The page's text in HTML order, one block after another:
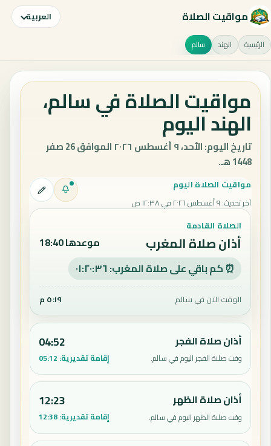
مواقيت الصلاة العربية
الرئيسية الهند سالم
مواقيت الصلاة في سالم،
الهند اليوم
تاريخ اليوم: الأحد، ٩ أغسطس ٢٠٢٦ الموافق 26 صفر
1448 هـ.
مواقيت الصلاة اليوم
آخر تحديث: ٩ أغسطس ٢٠٢٦ في ١٢:٣٨ ص
الصلاة القادمة
أذان صلاة المغرب موعدها 18:40
⏰ كم باقي على صلاة المغرب: ٠١:٢٠:٣٥
الوقت الآن في سالم ٥:١٩ م
أذان صلاة الفجر
وقت صلاة الفجر اليوم في سالم.
04:52
إقامة تقديرية: 05:12
أذان صلاة الظهر
وقت صلاة الظهر اليوم في سالم.
12:23
إقامة تقديرية:12:38